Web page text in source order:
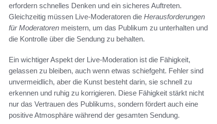
erfordern schnelles Denken und ein sicheres Auftreten.
Gleichzeitig müssen Live-Moderatoren die Herausforderungen
für Moderatoren meistern, um das Publikum zu unterhalten und
die Kontrolle über die Sendung zu behalten.
Ein wichtiger Aspekt der Live-Moderation ist die Fähigkeit,
gelassen zu bleiben, auch wenn etwas schiefgeht. Fehler sind
unvermeidlich, aber die Kunst besteht darin, sie schnell zu
erkennen und ruhig zu korrigieren. Diese Fähigkeit stärkt nicht
nur das Vertrauen des Publikums, sondern fördert auch eine
positive Atmosphäre während der gesamten Sendung.